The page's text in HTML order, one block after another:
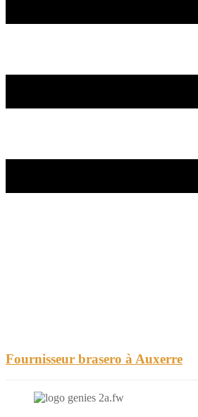
Fournisseur brasero à Auxerre